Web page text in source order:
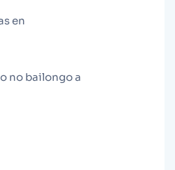
en
no bailongo a